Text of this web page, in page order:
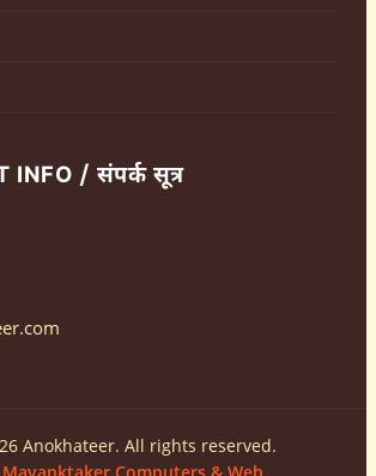
INFO / संपर्क सूत्र
Anokhateer. All rights reserved.